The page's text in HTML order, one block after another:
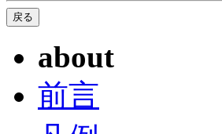
about
前言